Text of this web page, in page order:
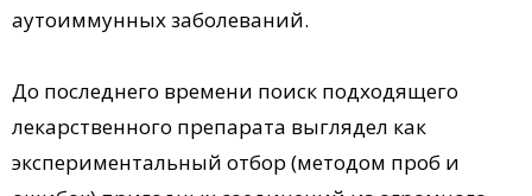
аутоиммунных заболеваний.
До последнего времени поиск подходящего
лекарственного препарата выглядел как
экспериментальный отбор (методом проб и